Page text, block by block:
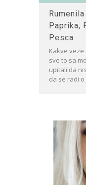
Paprika,
Pesca
Kakve
sve to sa
upitali da
da se radi